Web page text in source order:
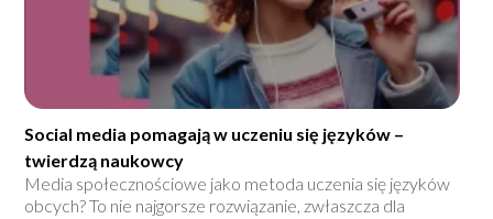
Social media pomagają w uczeniu się języków –
twierdzą naukowcy
Media społecznościowe jako metoda uczenia się języków
obcych? To nie najgorsze rozwiązanie, zwłaszcza dla